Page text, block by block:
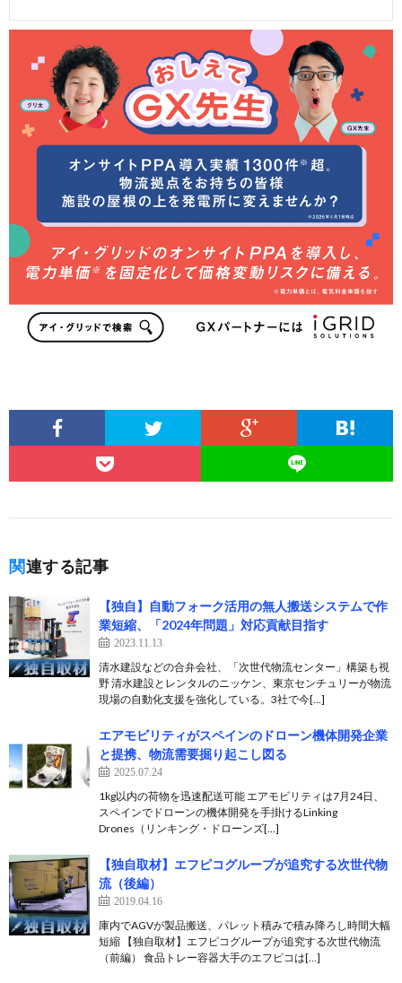
関連する記事
【独自】自動フォーク活用の無人搬送システムで作
業短縮、「2024年問題」対応貢献目指す
2023.11.13
清水建設などの合弁会社、「次世代物流センター」構築も視
野 清水建設とレンタルのニッケン、東京センチュリーが物流
現場の自動化支援を強化している。3社で今[…]
エアモビリティがスペインのドローン機体開発企業
と提携、物流需要掘り起こし図る
2025.07.24
1kg以内の荷物を迅速配送可能 エアモビリティは7月24日、
スペインでドローンの機体開発を手掛けるLinking
Drones（リンキング・ドローンズ[…]
【独自取材】エフピコグループが追究する次世代物
流（後編）
2019.04.16
庫内でAGVが製品搬送、パレット積みで積み降ろし時間大幅
短縮 【独自取材】エフピコグループが追究する次世代物流
（前編） 食品トレー容器大手のエフピコは[…]